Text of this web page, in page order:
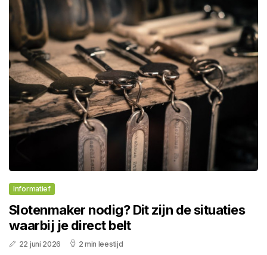
Informatief
Slotenmaker nodig? Dit zijn de situaties
waarbij je direct belt
22 juni 2026 2 min leestijd